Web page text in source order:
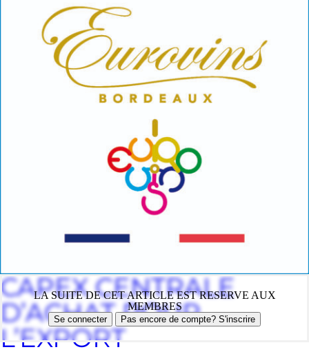
LA SUITE DE CET ARTICLE EST RESERVE AUX
MEMBRES
Se connecter Pas encore de compte? S'inscrire
CAPEX CENTRALE
D’ACHAT POUR
L’EXPORT